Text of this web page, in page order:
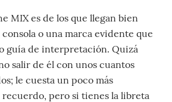
MIX es de los que llegan bien
o una marca evidente que
guía de interpretación. Quizá
salir de él con unos cuantos
le cuesta un poco más
pero si tienes la libreta